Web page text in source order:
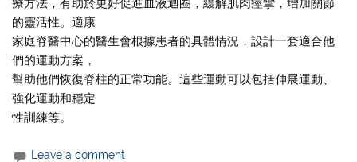
療方法，有助於更好促進血液迴圈，緩解肌肉痙攣，增加關節
的靈活性。適康
家庭脊醫中心的醫生會根據患者的具體情況，設計一套適合他
們的運動方案，
幫助他們恢復脊柱的正常功能。這些運動可以包括伸展運動、
強化運動和穩定
性訓練等。
Leave a comment